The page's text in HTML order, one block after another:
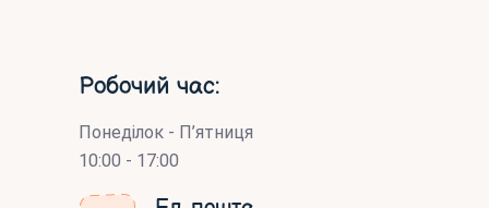
Робочий час:
Понеділок - П’ятниця
10:00 - 17:00